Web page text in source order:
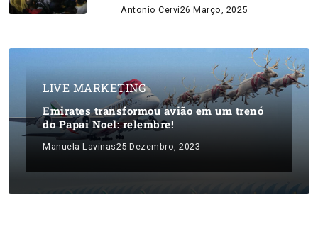
Antonio Cervi26 Março, 2025
LIVE MARKETING
Emirates transformou avião em um trenó
do Papai Noel: relembre!
Manuela Lavinas25 Dezembro, 2023